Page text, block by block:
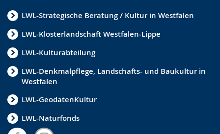
LWL-Strategische Beratung / Kultur in Westfalen
LWL-Klosterlandschaft Westfalen-Lippe
LWL-Kulturabteilung
LWL-Denkmalpflege, Landschafts- und Baukultur in
Westfalen
LWL-GeodatenKultur
LWL-Naturfonds